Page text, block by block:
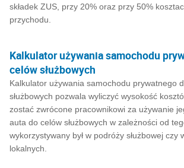
składek ZUS, przy 20% oraz przy 50%
przychodu.
Kalkulator używania samochodu
celów służbowych
Kalkulator używania samochodu prywatnego
służbowych pozwala wyliczyć wysokość
zostać zwrócone pracownikowi za używanie
auta do celów służbowych w zależności od
wykorzystywany był w podróży służbowej czy
lokalnych.